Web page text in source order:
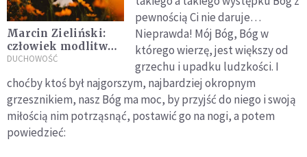
Marcin Zieliński:
człowiek modlitwy
odbija blask
DUCHOWOŚĆ
pewnością Ci nie daruje…
Nieprawda! Mój Bóg, Bóg w
którego wierzę, jest większy od
grzechu i upadku ludzkości. I
choćby ktoś był najgorszym, najbardziej okropnym
grzesznikiem, nasz Bóg ma moc, by przyjść do niego i swoją
miłością nim potrząsnąć, postawić go na nogi, a potem
powiedzieć: